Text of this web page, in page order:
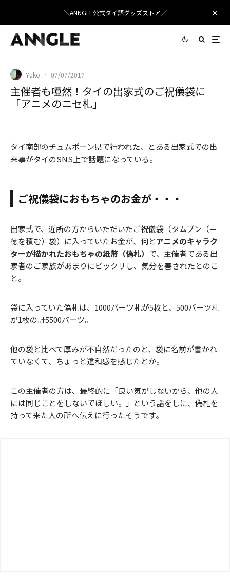
＼ANNGLE公式タイ語グッズストア／
Yuko · 07/07/2017
主催者も唖然！タイの出家式のご祝儀袋に
「アニメのニセ札」
タイ南部のチュムポーン県で行われた、とある出家式での出
来事がタイのSNS上で話題になっている。
ご祝儀袋におもちゃのお金が・・・
出家式で、近所の方からいただいたご祝儀袋（タムブン（＝
徳を積む）袋）に入っていたお金が、何とアニメのキャラク
ターが描かれたおもちゃの紙幣（偽札） で、主催者である出
家者のご家族があまりにビックリし、気分を害されたとのこ
と。
袋に入っていた偽札は、1000バーツ札が5枚と、500バーツ札
が1枚の計5500バーツ。
他の袋と比べて厚みが不自然だったのと、袋に名前が書かれ
ていなくて、ちょっと違和感を感じたとか。
この主催者の方は、最終的に「良い気がしないから、他の人
には同じことをしないでほしい。」という話をしに、偽札を
持って来た人の所へ伝えに行ったそうです。